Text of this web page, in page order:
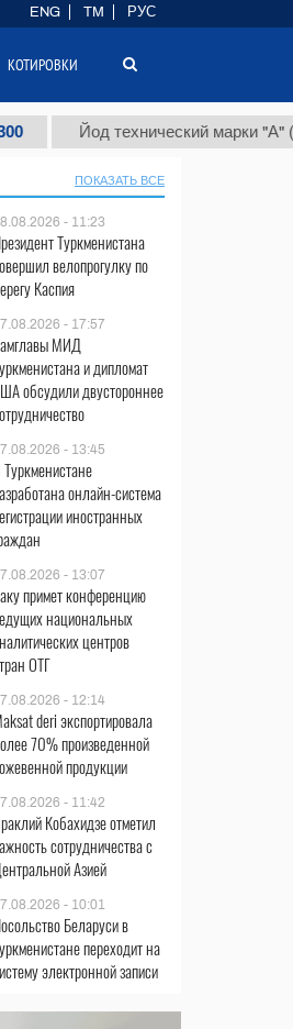
Йод технический марки "А" (т.)
ПОКАЗАТЬ ВСЕ
- 11:23
Туркменистана
велопрогулку по
Каспия
- 17:57
МИД
и дипломат
обсудили двустороннее
- 13:45
онлайн-система
иностранных
- 13:07
примет конференцию
национальных
центров
ОТГ
- 12:14
deri экспортировала
70% произведенной
продукции
- 11:42
Кобахидзе отметил
сотрудничества с
Азией
- 10:01
Беларуси в
переходит на
электронной записи
ENG TM РУС
КОТИРОВКИ